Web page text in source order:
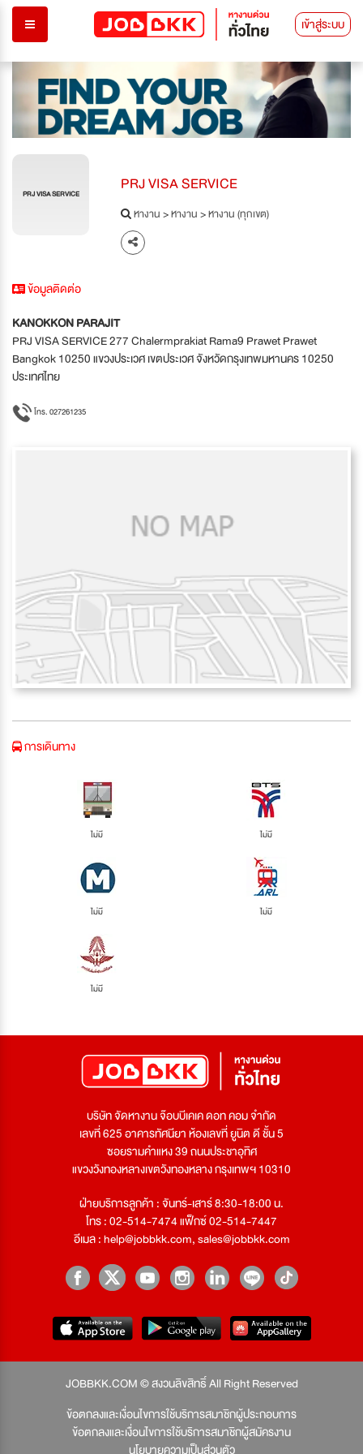
เข้าสู่ระบบ
PRJ VISA SERVICE PRJ VISA SERVICE
หางาน>หางาน>หางาน (ทุกเขต)
ข้อมูลติดต่อ
KANOKKON PARAJIT
PRJ VISA SERVICE 277 Chalermprakiat Rama9 Prawet Prawet
Bangkok 10250 แขวงประเวศ เขตประเวศ จังหวัดกรุงเทพมหานคร 10250
ประเทศไทย
โทร. 027261235
การเดินทาง
ไม่มี ไม่มี
ไม่มี ไม่มี
ไม่มี
บริษัท จัดหางาน จ๊อบบีเคเค ดอท คอม จำกัด
เลขที่ 625 อาคารทัศนียา ห้องเลขที่ ยูนิต ดี ชั้น 5
ซอยรามคำแหง 39 ถนนประชาอุทิศ
แขวงวังทองหลางเขตวังทองหลาง กรุงเทพฯ 10310
ฝ่ายบริการลูกค้า : จันทร์-เสาร์ 8:30-18:00 น.
โทร : 02-514-7474 แฟ็กซ์ 02-514-7447
อีเมล :help@jobbkk.com,sales@jobbkk.com
JOBBKK.COM © สงวนลิขสิทธิ์ All Right Reserved
ข้อตกลงและเงื่อนไขการใช้บริการสมาชิกผู้ประกอบการ
ข้อตกลงและเงื่อนไขการใช้บริการสมาชิกผู้สมัครงาน